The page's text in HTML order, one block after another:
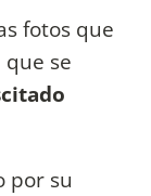
fotos que
se
por su